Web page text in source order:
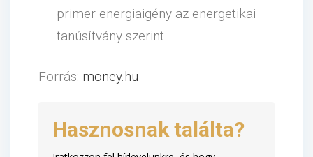
primer energiaigény az energetikai
tanúsítvány szerint.
Forrás: money.hu
Hasznosnak találta?